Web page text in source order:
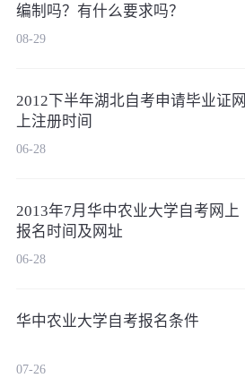
编制吗？有什么要求吗？
08-29
2012下半年湖北自考申请毕业证网
上注册时间
06-28
2013年7月华中农业大学自考网上
报名时间及网址
06-28
华中农业大学自考报名条件
07-26